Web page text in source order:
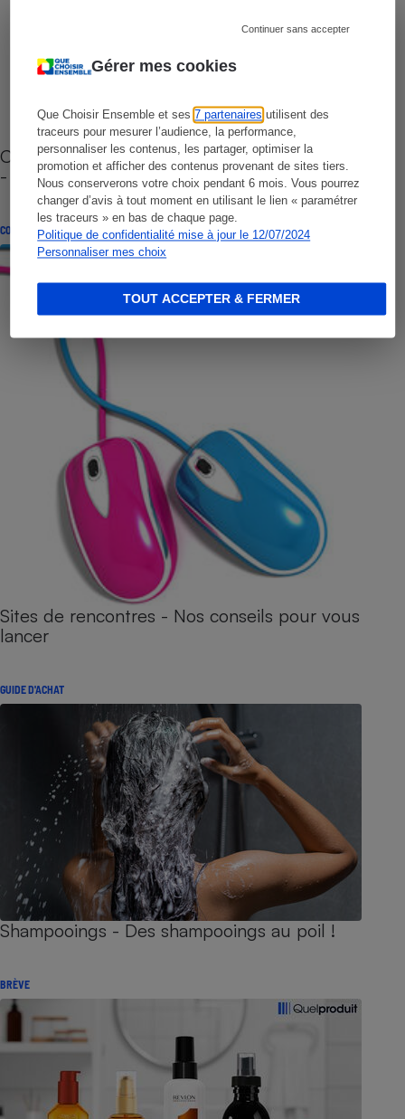
Gérer mes cookies
Que Choisir Ensemble et ses7 partenaires utilisent des
traceurs pour mesurer l’audience, la performance,
personnaliser les contenus, les partager, optimiser la
promotion et afficher des contenus provenant de sites tiers.
Nous conserverons votre choix pendant 6 mois. Vous pourrez
changer d’avis à tout moment en utilisant le lien « paramétrer
les traceurs » en bas de chaque page.
Politique de confidentialité mise à jour le 12/07/2024
Personnaliser mes choix
Continuer sans accepter
TOUT ACCEPTER & FERMER
Cafetière à capsules zéro déchet CoffeeB (vidéo)
- Premières impressions
CONSEILS
Sites de rencontres - Nos conseils pour vous
lancer
GUIDE D'ACHAT
Shampooings - Des shampooings au poil !
BRÈVE